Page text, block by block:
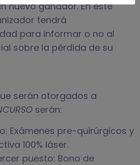
nuevo ganador. En este
tendrá
para informar o no al
sobre la pérdida de su
serán otorgados a
serán:
Exámenes pre-quirúrgicos y
100% láser.
puesto: Bono de